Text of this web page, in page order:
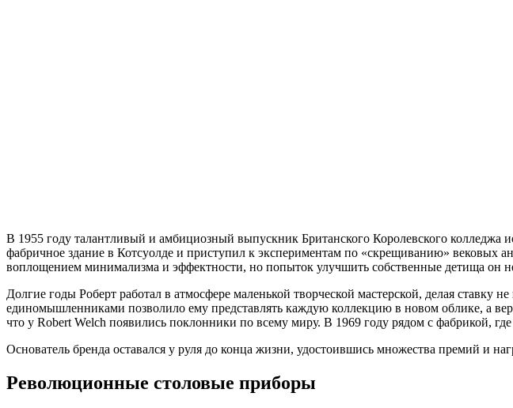
В 1955 году талантливый и амбициозный выпускник Британского Королевского колледжа
фабричное здание в Котсуолде и приступил к экспериментам по «скрещиванию»
воплощением минимализма и эффектности, но попыток улучшить собственные детища он
Долгие годы Роберт работал в атмосфере маленькой творческой мастерской, делая ставку
единомышленниками позволило ему представлять каждую коллекцию в новом облике, а
что у Robert Welch появились поклонники по всему миру. В 1969 году рядом с фабрикой,
Основатель бренда оставался у руля до конца жизни, удостоившись множества премий и
Революционные столовые приборы